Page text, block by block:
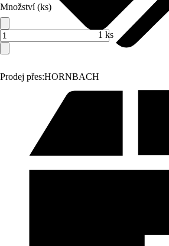
Prodej přes:HORNBACH
Množství (ks)
1 ks